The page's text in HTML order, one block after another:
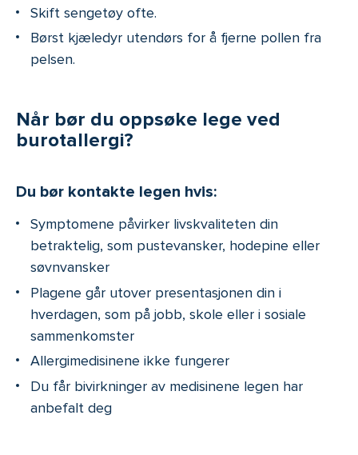
Skift sengetøy ofte.
Børst kjæledyr utendørs for å fjerne pollen fra
pelsen.
Når bør du oppsøke lege ved
burotallergi?
Du bør kontakte legen hvis:
Symptomene påvirker livskvaliteten din
betraktelig, som pustevansker, hodepine eller
søvnvansker
Plagene går utover presentasjonen din i
hverdagen, som på jobb, skole eller i sosiale
sammenkomster
Allergimedisinene ikke fungerer
Du får bivirkninger av medisinene legen har
anbefalt deg